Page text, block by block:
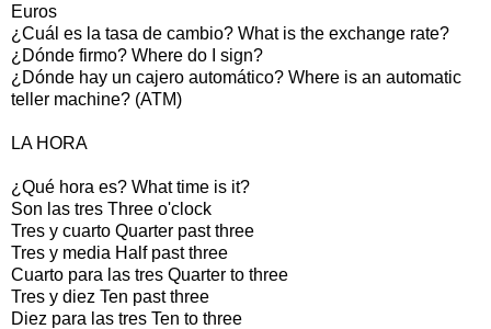
Euros
¿Cuál es la tasa de cambio? What is the exchange rate?
¿Dónde firmo? Where do I sign?
¿Dónde hay un cajero automático? Where is an automatic
teller machine? (ATM)
LA HORA
¿Qué hora es? What time is it?
Son las tres Three o'clock
Tres y cuarto Quarter past three
Tres y media Half past three
Cuarto para las tres Quarter to three
Tres y diez Ten past three
Diez para las tres Ten to three